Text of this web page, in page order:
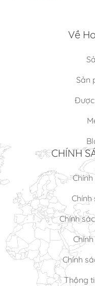
Về
Sản
Được
CHÍNH
Chính
Chính
Chính
Thông